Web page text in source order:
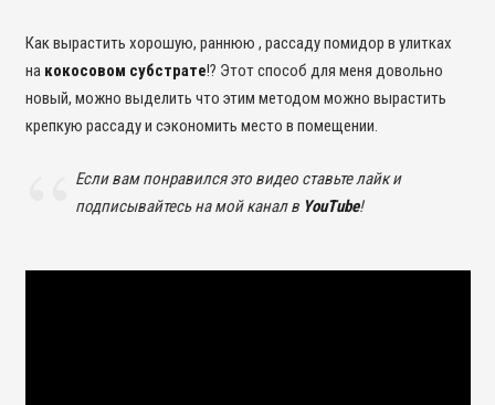
Как вырастить хорошую, раннюю , рассаду помидор в улитках
на кокосовом субстрате!? Этот способ для меня довольно
новый, можно выделить что этим методом можно вырастить
крепкую рассаду и сэкономить место в помещении.
Если вам понравился это видео ставьте лайк и
подписывайтесь на мой канал в YouTube!